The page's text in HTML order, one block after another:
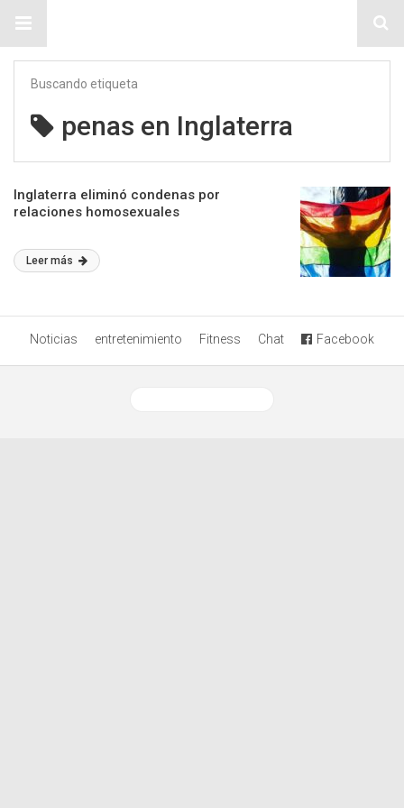
Buscando etiqueta
penas en Inglaterra
Inglaterra eliminó condenas por
relaciones homosexuales
Leer más
Noticias entretenimiento Fitness Chat Facebook